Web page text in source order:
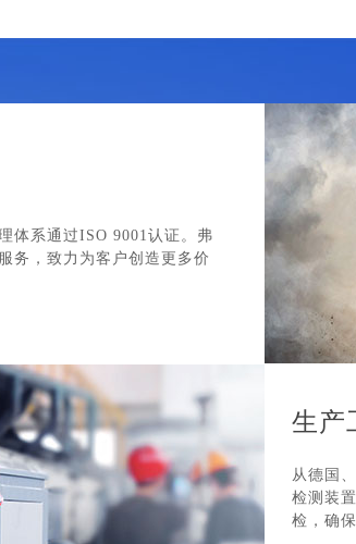
体系通过ISO 9001认证。弗
务，致力为客户创造更多价
生产
从德国
检测装
检，确